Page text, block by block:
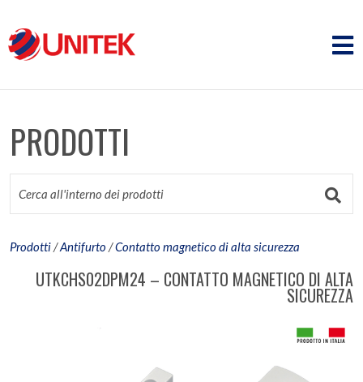
PRODOTTI
Prodotti/Antifurto/Contatto magnetico di alta sicurezza
UTKCHS02DPM24 – CONTATTO MAGNETICO DI ALTA
SICUREZZA